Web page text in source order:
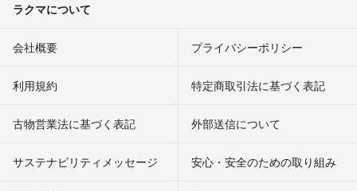
ラクマについて
会社概要 プライバシーポリシー
利用規約 特定商取引法に基づく表記
古物営業法に基づく表記 外部送信について
サステナビリティメッセージ 安心・安全のための取り組み